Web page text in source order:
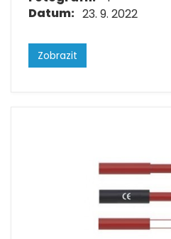
Datum: 23. 9. 2022
Zobrazit